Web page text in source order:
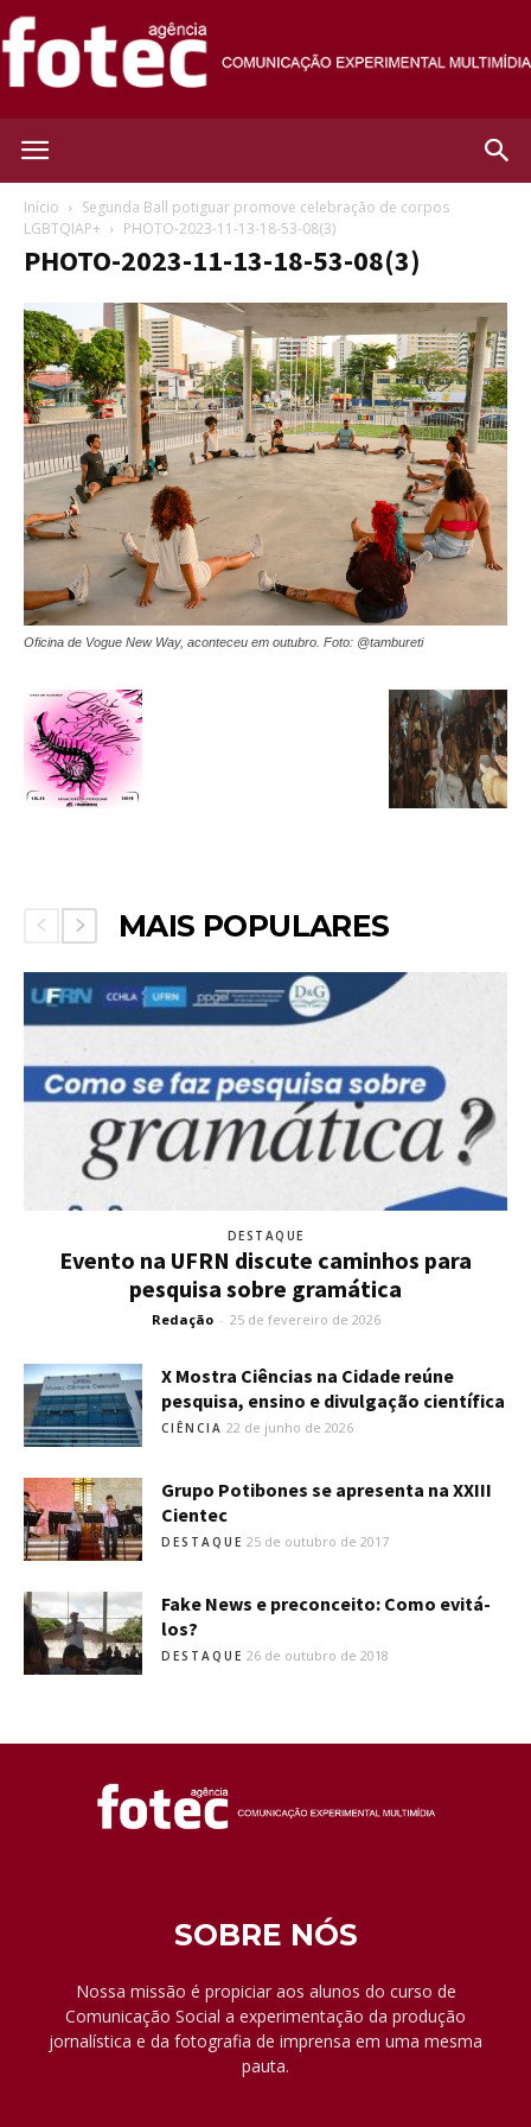
Fotec
Início
Segunda Ball potiguar promove celebração de corpos
LGBTQIAP+
PHOTO-2023-11-13-18-53-08(3)
PHOTO-2023-11-13-18-53-08(3)
Oficina de Vogue New Way, aconteceu em outubro. Foto: @tambureti
MAIS POPULARES
DESTAQUE
Evento na UFRN discute caminhos para
pesquisa sobre gramática
Redação - 25 de fevereiro de 2026
X Mostra Ciências na Cidade reúne
pesquisa, ensino e divulgação científica
CIÊNCIA 22 de junho de 2026
Grupo Potibones se apresenta na XXIII
Cientec
DESTAQUE 25 de outubro de 2017
Fake News e preconceito: Como evitá-
los?
DESTAQUE 26 de outubro de 2018
SOBRE NÓS
Nossa missão é propiciar aos alunos do curso de
Comunicação Social a experimentação da produção
jornalística e da fotografia de imprensa em uma mesma
pauta.